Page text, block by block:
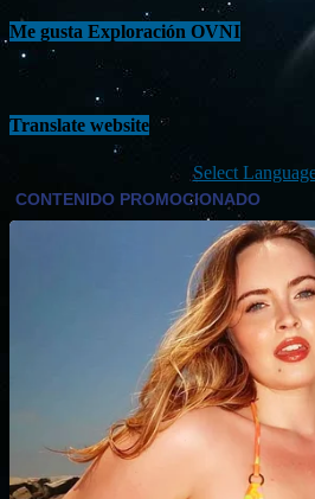
Me gusta Exploración OVNI
Translate website
Select